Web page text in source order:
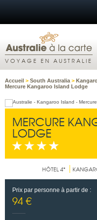
VOYAGE EN AUSTRALIE
Accueil > South Australia >
Mercure Kangaroo Island Lodge
MERCURE
LODGE
HÔTEL 4*
Prix par personne à partir de :
94 €